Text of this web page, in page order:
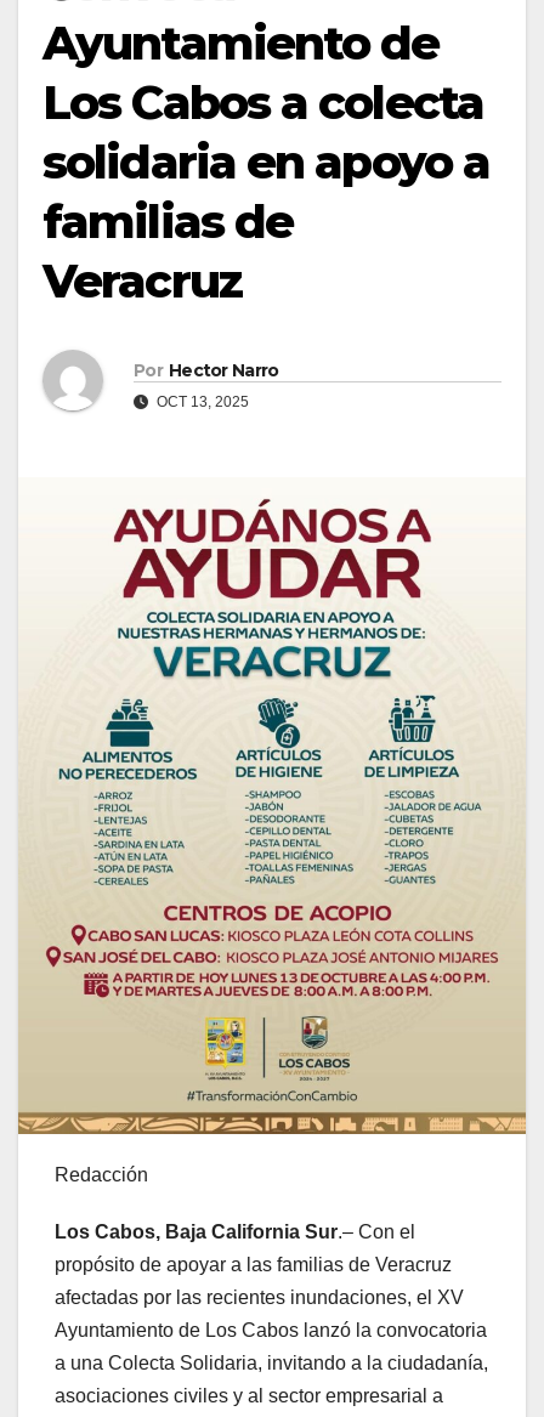
Ayuntamiento de
Los Cabos a colecta
solidaria en apoyo a
familias de
Veracruz
Por Hector Narro
OCT 13, 2025
Redacción
Los Cabos, Baja California Sur.– Con el
propósito de apoyar a las familias de Veracruz
afectadas por las recientes inundaciones, el XV
Ayuntamiento de Los Cabos lanzó la convocatoria
a una Colecta Solidaria, invitando a la ciudadanía,
asociaciones civiles y al sector empresarial a